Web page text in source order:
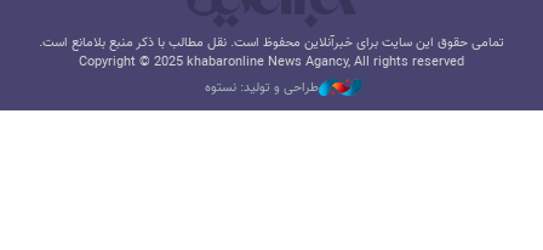
تمامی حقوق این سایت برای خبرآنلاین محفوظ است. نقل مطالب با ذکر منبع بلامانع است.
Copyright © 2025 khabaronline News Agancy, All rights reserved
طراحی و تولید: نستوه